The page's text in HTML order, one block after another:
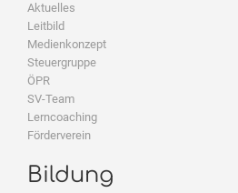
Aktuelles
Leitbild
Medienkonzept
Steuergruppe
ÖPR
SV-Team
Lerncoaching
Förderverein
Bildung